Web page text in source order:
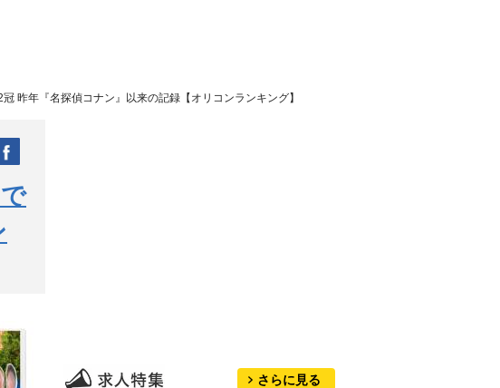
昨年『名探偵コナン』以来の記録【オリコンランキング】
さらに見る